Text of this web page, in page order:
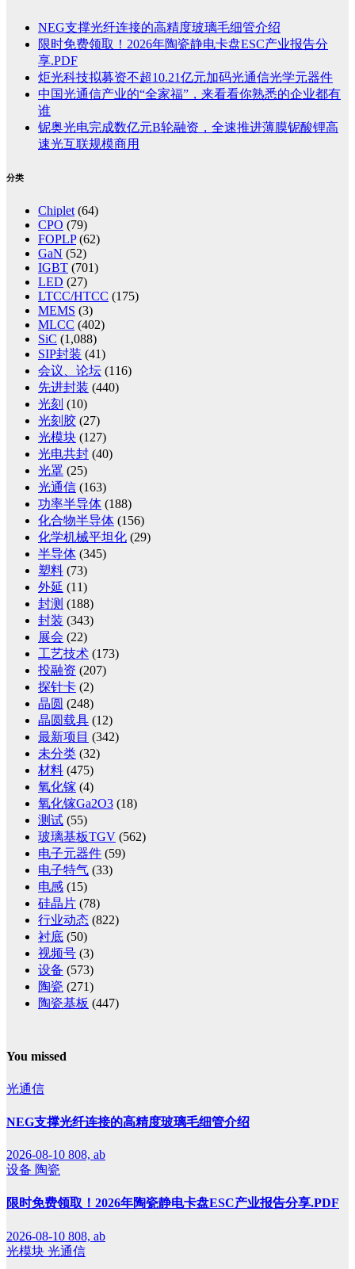
NEG支撑光纤连接的高精度玻璃毛细管介绍
限时免费领取！2026年陶瓷静电卡盘ESC产业报告分
享.PDF
炬光科技拟募资不超10.21亿元加码光通信光学元器件
中国光通信产业的“全家福”，来看看你熟悉的企业都有
谁
铌奥光电完成数亿元B轮融资，全速推进薄膜铌酸锂高
速光互联规模商用
分类
Chiplet (64)
CPO (79)
FOPLP(62)
GaN (52)
IGBT (701)
LED (27)
LTCC/HTCC (175)
MEMS (3)
MLCC (402)
SiC (1,088)
SIP封装 (41)
会议、论坛 (116)
先进封装 (440)
光刻 (10)
光刻胶 (27)
光模块 (127)
光电共封 (40)
光罩 (25)
光通信 (163)
功率半导体 (188)
化合物半导体 (156)
化学机械平坦化 (29)
半导体 (345)
塑料 (73)
外延 (11)
封测 (188)
封装 (343)
展会 (22)
工艺技术 (173)
投融资 (207)
探针卡 (2)
晶圆 (248)
晶圆载具 (12)
最新项目 (342)
未分类 (32)
材料 (475)
氧化镓 (4)
氧化镓Ga2O3 (18)
测试 (55)
玻璃基板TGV (562)
电子元器件 (59)
电子特气 (33)
电感 (15)
硅晶片 (78)
行业动态 (822)
衬底 (50)
视频号 (3)
设备 (573)
陶瓷 (271)
陶瓷基板 (447)
You missed
光通信
NEG支撑光纤连接的高精度玻璃毛细管介绍
2026-08-10 808, ab
设备 陶瓷
限时免费领取！2026年陶瓷静电卡盘ESC产业报告分享.PDF
2026-08-10 808, ab
光模块 光通信